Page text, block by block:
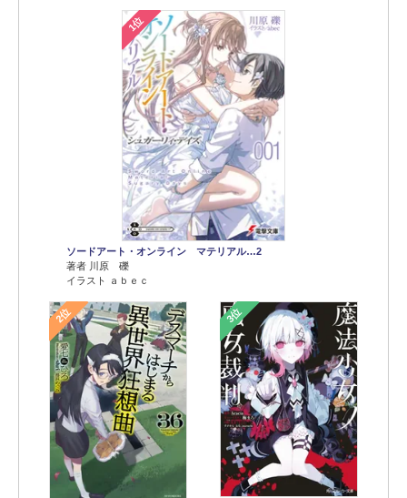
1位
ソードアート・オンライン マテリアル…2
著者 川原 礫
イラスト ａｂｅｃ
2位 3位